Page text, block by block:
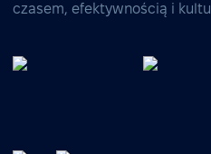
czasem, efektywnością i